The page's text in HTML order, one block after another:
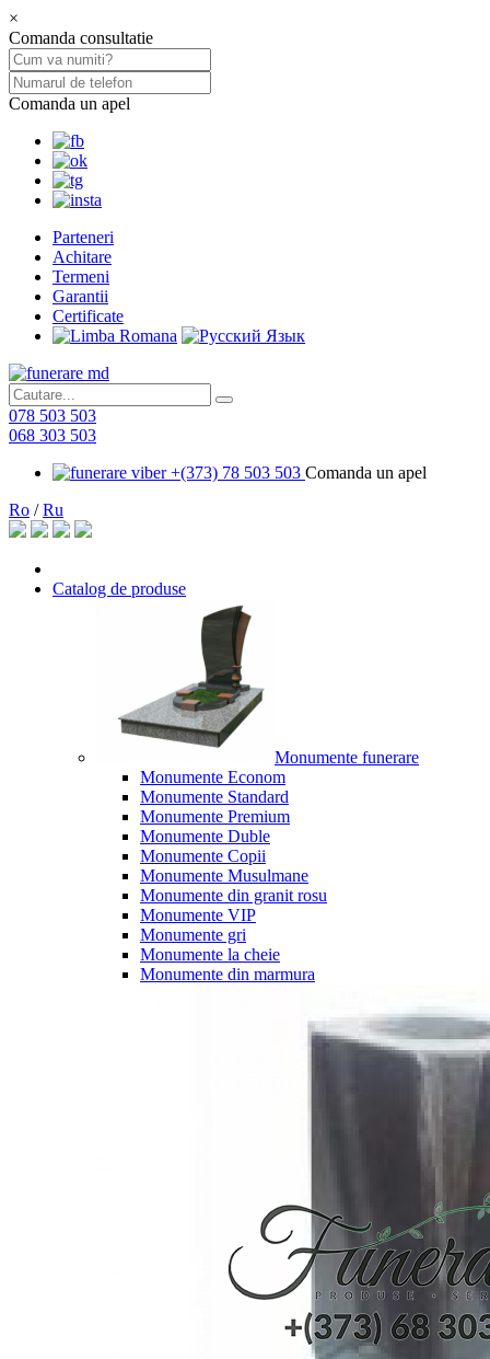
×
Comanda consultatie
Comanda un apel
Parteneri
Achitare
Termeni
Garantii
Certificate
078 503 503
068 303 503
+(373) 78 503 503 Comanda un apel
Ro /Ru
Catalog de produse
Monumente funerare
Monumente Econom
Monumente Standard
Monumente Premium
Monumente Duble
Monumente Copii
Monumente Musulmane
Monumente din granit rosu
Monumente VIP
Monumente gri
Monumente la cheie
Monumente din marmura